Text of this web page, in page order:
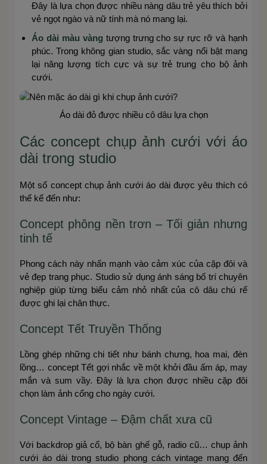
Đây là lựa chọn được nhiều nàng dâu trẻ yêu thích bởi
vẻ ngọt ngào và nữ tính mà nó mang lại.
Áo dài màu vàng tượng trưng cho sự rực rỡ và hạnh
phúc. Trong không gian studio, sắc vàng nổi bật mang
lại năng lượng tích cực và sự trẻ trung cho bộ ảnh
cưới.
Áo dài đỏ được nhiều cô dâu lựa chọn
Các concept chụp ảnh cưới với áo
dài trong studio
Một số concept chụp ảnh cưới áo dài được yêu thích có
thể kể đến như:
Concept phông nền trơn – Tối giản nhưng
tinh tế
Phong cách này nhấn mạnh vào cảm xúc của cặp đôi và
vẻ đẹp trang phục. Studio sử dụng ánh sáng bố trí chuyên
nghiệp giúp từng biểu cảm nhỏ nhất của cô dâu chú rể
được ghi lại chân thực.
Concept Tết Truyền Thống
Lồng ghép những chi tiết như bánh chưng, hoa mai, đèn
lồng… concept Tết gợi nhắc về một khởi đầu ấm áp, may
mắn và sum vầy. Đây là lựa chọn được nhiều cặp đôi
chọn làm ảnh cổng cho ngày cưới.
Concept Vintage – Đậm chất xưa cũ
Với backdrop giả cổ, bộ bàn ghế gỗ, radio cũ… chụp ảnh
cưới áo dài trong studio phong cách vintage mang đến